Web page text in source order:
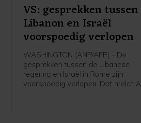
VS: gesprekken tussen
Libanon en Israël
voorspoedig verlopen
WASHINGTON (ANP/AFP) - De
gesprekken tussen de Libanese
regering en Israël in Rome zijn
voorspoedig verlopen. Dat meldt Al